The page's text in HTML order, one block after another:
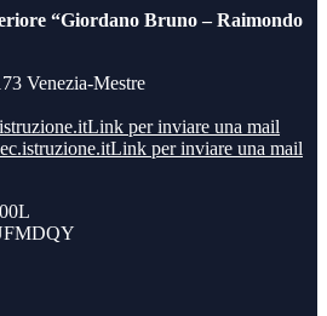
“Giordano Bruno – Raimondo
Venezia-Mestre
Link per inviare una mail
Link per inviare una mail